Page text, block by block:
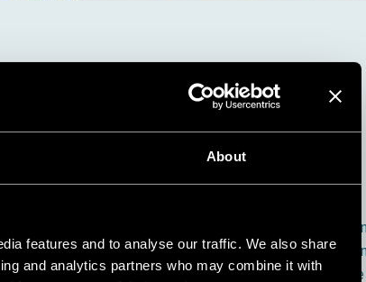
About
features and to analyse our traffic. We also share
and analytics partners who may combine it with
Vollständige
Integration
Schnelle und einfache Erfassung von Schachtdaten
aktuellen GPS-Position. Der Administrator steuert
Funktionen für alle Teammitglieder über eine